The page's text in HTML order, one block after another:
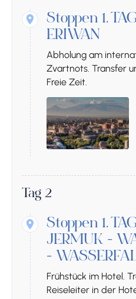
Stoppen 1.
ERIWAN
Abholung am
Zvartnots. Transfer
Freie Zeit.
Tag 2
Stoppen 1.
JERMUK -
-
Frühstück im Hotel.
Reiseleiter in der